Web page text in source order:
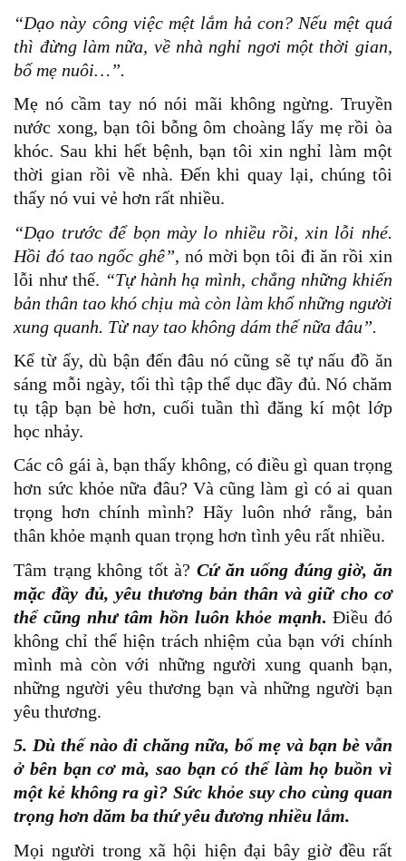
“Dạo này công việc mệt lắm hả con? Nếu mệt quá
thì đừng làm nữa, về nhà nghỉ ngơi một thời gian,
bố mẹ nuôi…”.
Mẹ nó cầm tay nó nói mãi không ngừng. Truyền
nước xong, bạn tôi bỗng ôm choàng lấy mẹ rồi òa
khóc. Sau khi hết bệnh, bạn tôi xin nghỉ làm một
thời gian rồi về nhà. Đến khi quay lại, chúng tôi
thấy nó vui vẻ hơn rất nhiều.
“Dạo trước để bọn mày lo nhiều rồi, xin lỗi nhé.
Hồi đó tao ngốc ghê”, nó mời bọn tôi đi ăn rồi xin
lỗi như thế. “Tự hành hạ mình, chẳng những khiến
bản thân tao khó chịu mà còn làm khổ những người
xung quanh. Từ nay tao không dám thế nữa đâu”.
Kể từ ấy, dù bận đến đâu nó cũng sẽ tự nấu đồ ăn
sáng mỗi ngày, tối thì tập thể dục đầy đủ. Nó chăm
tụ tập bạn bè hơn, cuối tuần thì đăng kí một lớp
học nhảy.
Các cô gái à, bạn thấy không, có điều gì quan trọng
hơn sức khỏe nữa đâu? Và cũng làm gì có ai quan
trọng hơn chính mình? Hãy luôn nhớ rằng, bản
thân khỏe mạnh quan trọng hơn tình yêu rất nhiều.
Tâm trạng không tốt à? Cứ ăn uống đúng giờ, ăn
mặc đầy đủ, yêu thương bản thân và giữ cho cơ
thể cũng như tâm hồn luôn khỏe mạnh. Điều đó
không chỉ thể hiện trách nhiệm của bạn với chính
mình mà còn với những người xung quanh bạn,
những người yêu thương bạn và những người bạn
yêu thương.
5. Dù thế nào đi chăng nữa, bố mẹ và bạn bè vẫn
ở bên bạn cơ mà, sao bạn có thể làm họ buồn vì
một kẻ không ra gì? Sức khỏe suy cho cùng quan
trọng hơn dăm ba thứ yêu đương nhiều lắm.
Mọi người trong xã hội hiện đại bây giờ đều rất